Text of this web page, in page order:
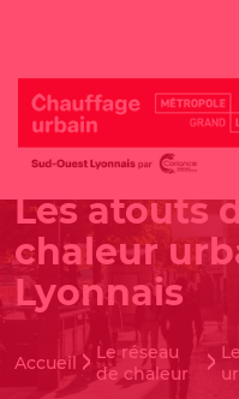
Les atouts
chaleur
Lyonnais
Accueil
Le réseau
de chaleur